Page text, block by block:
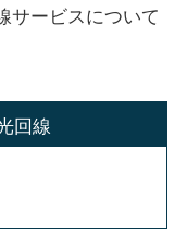
サービスについて
回線